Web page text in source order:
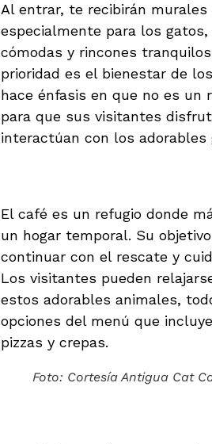
Al entrar, te recibirán
especialmente para los
cómodas y rincones
prioridad es el bienestar de
hace énfasis en que no es
para que sus visitantes
interactúan con los adorables
El café es un refugio donde
un hogar temporal. Su
continuar con el rescate y
Los visitantes pueden
estos adorables animales,
opciones del menú que
pizzas y crepas.
Foto: Cortesía Antigua Cat